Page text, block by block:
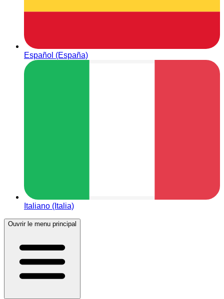
Español (España)
Italiano (Italia)
Ouvrir le menu principal